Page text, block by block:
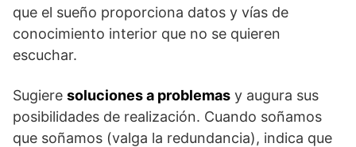
que el sueño proporciona datos y vías de
conocimiento interior que no se quieren
escuchar.
Sugiere soluciones a problemas y augura sus
posibilidades de realización. Cuando soñamos
que soñamos (valga la redundancia), indica que